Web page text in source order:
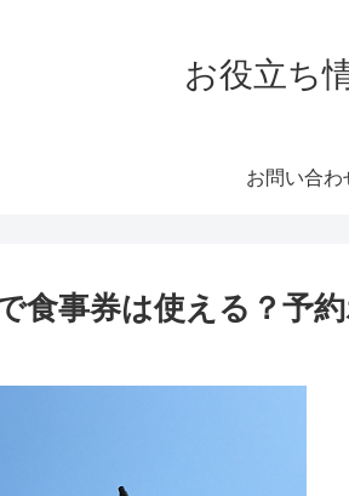
お役立ち
お問い合わ
食事券は使える？予